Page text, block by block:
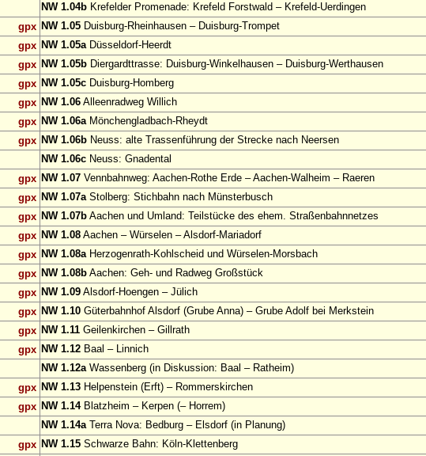
NW 1.04b Krefelder Promenade: Krefeld Forstwald – Krefeld-Uerdingen
gpx NW 1.05 Duisburg-Rheinhausen – Duisburg-Trompet
gpx NW 1.05aDüsseldorf-Heerdt
gpx NW 1.05b Diergardttrasse: Duisburg-Winkelhausen – Duisburg-Werthausen
gpx NW 1.05c Duisburg-Homberg
gpx NW 1.06 Alleenradweg Willich
gpx NW 1.06aMönchengladbach-Rheydt
gpx NW 1.06b Neuss: alte Trassenführung der Strecke nach Neersen
NW 1.06c Neuss: Gnadental
gpx NW 1.07 Vennbahnweg: Aachen-Rothe Erde – Aachen-Walheim – Raeren
gpx NW 1.07aStolberg: Stichbahn nach Münsterbusch
gpx NW 1.07b Aachen und Umland: Teilstücke des ehem. Straßenbahnnetzes
gpx NW 1.08 Aachen – Würselen – Alsdorf-Mariadorf
gpx NW 1.08aHerzogenrath-Kohlscheid und Würselen-Morsbach
gpx NW 1.08b Aachen: Geh- und Radweg Großstück
gpx NW 1.09 Alsdorf-Hoengen – Jülich
gpx NW 1.10 Güterbahnhof Alsdorf (Grube Anna) – Grube Adolf bei Merkstein
gpx NW 1.11 Geilenkirchen – Gillrath
gpx NW 1.12 Baal – Linnich
NW 1.12aWassenberg (in Diskussion: Baal – Ratheim)
gpx NW 1.13 Helpenstein (Erft) – Rommerskirchen
gpx NW 1.14Blatzheim – Kerpen (– Horrem)
NW 1.14aTerra Nova: Bedburg – Elsdorf (in Planung)
gpx NW 1.15 Schwarze Bahn: Köln-Klettenberg